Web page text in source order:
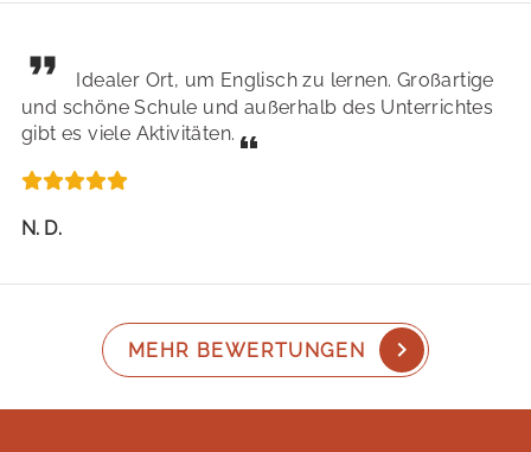
Idealer Ort, um Englisch zu lernen. Großartige
und schöne Schule und außerhalb des Unterrichtes
gibt es viele Aktivitäten.
N. D.
MEHR BEWERTUNGEN